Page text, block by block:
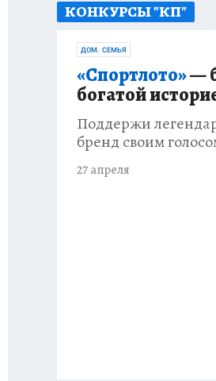
ВОЕНКОРЫ
КЛИНИКА ГОДА
ИСПЫТАНО НА
КОНКУРСЫ "КП"
ДОМ. СЕМЬЯ
«Спортлото»—
богатой
Поддержи
бренд своим
27 апреля